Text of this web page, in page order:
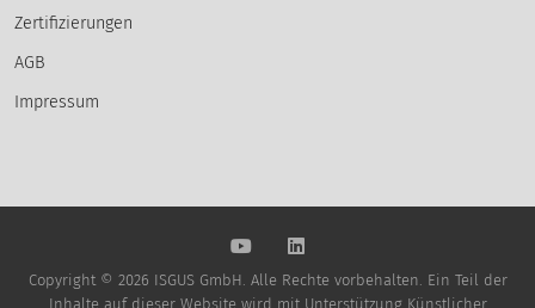
Zertifizierungen
AGB
Impressum
Copyright © 2026 ISGUS GmbH. Alle Rechte vorbehalten. Ein Teil der
Inhalte auf dieser Website wird mit Unterstützung Künstlicher